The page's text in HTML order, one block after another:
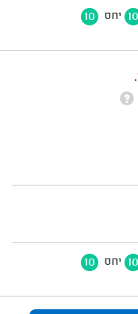
10 יחס 10
10 יחס 10